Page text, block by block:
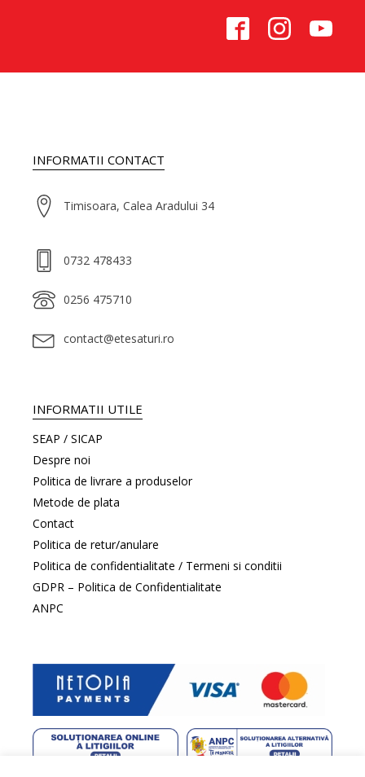
INFORMATII CONTACT
Timisoara, Calea Aradului 34
0732 478433
0256 475710
contact@etesaturi.ro
INFORMATII UTILE
SEAP / SICAP
Despre noi
Politica de livrare a produselor
Metode de plata
Contact
Politica de retur/anulare
Politica de confidentialitate / Termeni si conditii
GDPR – Politica de Confidentialitate
ANPC